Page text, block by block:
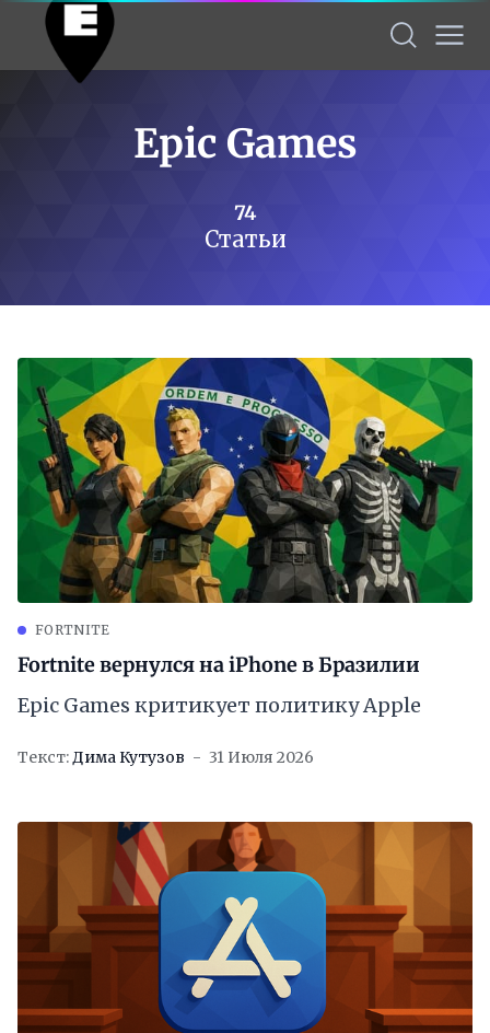
Epic Games
74
Статьи
FORTNITE
Fortnite вернулся на iPhone в Бразилии
Epic Games критикует политику Apple
Текст:Дима Кутузов 31 Июля 2026